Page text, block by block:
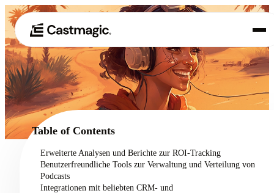
01 Produkt
Anwendungsfälle
Preisgestaltung
Über uns
Table of Contents
Erweiterte Analysen und Berichte zur ROI-Tracking
Benutzerfreundliche Tools zur Verwaltung und Verteilung von
Podcasts
Integrationen mit beliebten CRM- und